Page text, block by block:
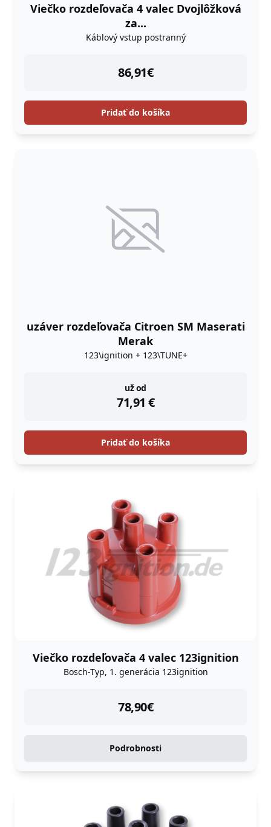
Viečko rozdeľovača 4 valec Dvojlôžková
za...
Káblový vstup postranný
86,91€
instock
Pridať do košíka
uzáver rozdeľovača Citroen SM Maserati
Merak
123\ignition + 123\TUNE+
už od
71,91 €
instock
Pridať do košíka
Viečko rozdeľovača 4 valec 123ignition
Bosch-Typ, 1. generácia 123ignition
78,90€
instock
Podrobnosti